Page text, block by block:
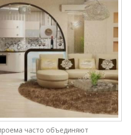
часто объединяют